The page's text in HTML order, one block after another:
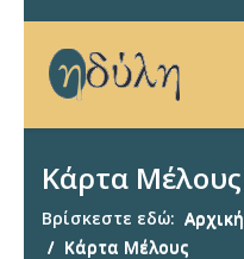
Κάρτα Μέλους
Βρίσκεστε εδώ: Αρχική
Κάρτα Μέλους